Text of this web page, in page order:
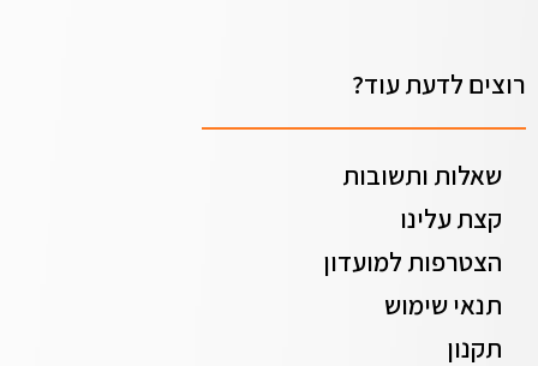
רוצים לדעת עוד?
שאלות ותשובות
קצת עלינו
הצטרפות למועדון
תנאי שימוש
תקנון